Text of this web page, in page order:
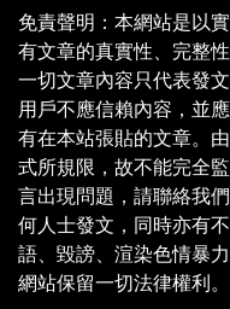
免責聲明：本網站是以
有文章的真實性、完整
一切文章內容只代表發
用戶不應信賴內容，並
有在本站張貼的文章。
式所規限，故不能完全
言出現問題，請聯絡我
何人士發文，同時亦有
語、毀謗、渲染色情暴
網站保留一切法律權利。